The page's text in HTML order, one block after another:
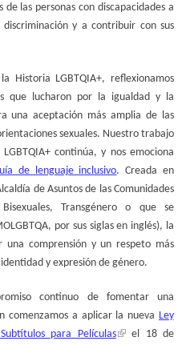
las personas con discapacidades a
y a contribuir con sus
Historia LGBTQIA+, reflexionamos
que lucharon por la igualdad y la
una aceptación más amplia de las
sexuales. Nuestro trabajo
continúa, y nos emociona
de lenguaje inclusivo. Creada en
de Asuntos de las Comunidades
Transgénero o que se
por sus siglas en inglés), la
comprensión y un respeto más
y expresión de género.
continuo de fomentar una
comenzamos a aplicar la nueva Ley
para Películas
el 18 de